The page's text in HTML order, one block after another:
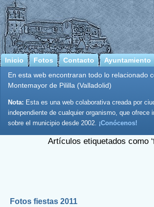
Inicio Fotos Contacto
Ayuntamiento
En esta web encontraran todo lo relacionado
Montemayor de Pililla (Valladolid)
Nota: Esta es una web colaborativa creada por
independiente de cualquier organismo, que ofrece
sobre el municipio desde 2002. ¡Conócenos!
Artículos etiquetados como
Fotos fiestas 2011